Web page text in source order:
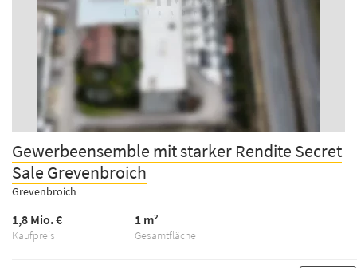
Gewerbeensemble mit starker Rendite Secret
Sale Grevenbroich
Grevenbroich
Kaufpreis
1,8 Mio. €
Gesamtfläche
1 m²